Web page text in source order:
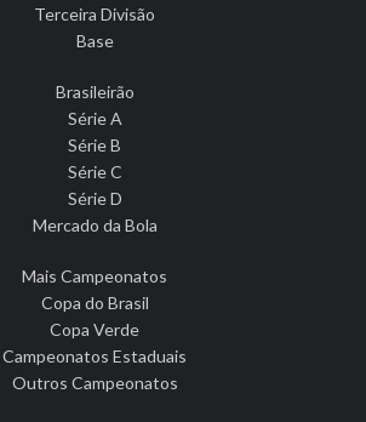
Terceira Divisão
Base
Brasileirão
Série A
Série B
Série C
Série D
Mercado da Bola
Mais Campeonatos
Copa do Brasil
Copa Verde
Campeonatos Estaduais
Outros Campeonatos